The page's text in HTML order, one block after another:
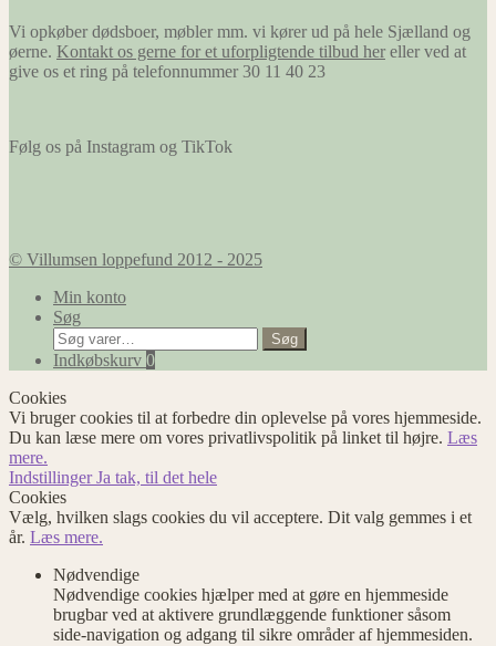
Vi opkøber dødsboer, møbler mm. vi kører ud på hele Sjælland og
øerne. Kontakt os gerne for et uforpligtende tilbud her eller ved at
give os et ring på telefonnummer 30 11 40 23
Følg os på Instagram og TikTok
© Villumsen loppefund 2012 - 2025
Min konto
Søg
Søg
efter:
Søg
Indkøbskurv 0
Cookies
Vi bruger cookies til at forbedre din oplevelse på vores hjemmeside.
Du kan læse mere om vores privatlivspolitik på linket til højre. Læs
mere.
IndstillingerJa tak, til det hele
Cookies
Vælg, hvilken slags cookies du vil acceptere. Dit valg gemmes i et
år. Læs mere.
Nødvendige
Nødvendige cookies hjælper med at gøre en hjemmeside
brugbar ved at aktivere grundlæggende funktioner såsom
side-navigation og adgang til sikre områder af hjemmesiden.